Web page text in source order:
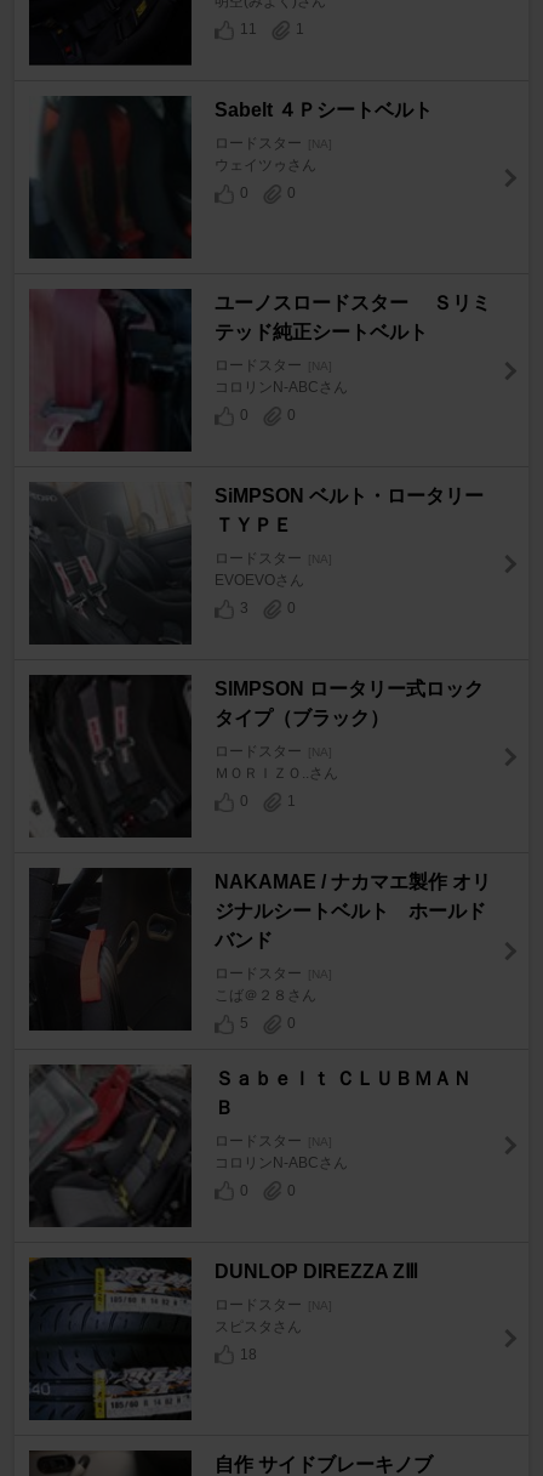
11
1
Sabelt ４Ｐシートベルト
ロードスター [NA]
ウェイツゥさん
0
0
ユーノスロードスター Ｓリミ
テッド純正シートベルト
ロードスター [NA]
コロリンN-ABCさん
0
0
SiMPSON ベルト・ロータリー
ＴＹＰＥ
ロードスター [NA]
EVOEVOさん
3
0
SIMPSON ロータリー式ロック
タイプ（ブラック）
ロードスター [NA]
ＭＯＲＩＺＯ..さん
0
1
NAKAMAE / ナカマエ製作 オリ
ジナルシートベルト ホールド
バンド
ロードスター [NA]
こば＠２８さん
5
0
Ｓａｂｅｌｔ ＣＬＵＢＭＡＮ
Ｂ
ロードスター [NA]
コロリンN-ABCさん
0
0
DUNLOP DIREZZA ZⅢ
ロードスター [NA]
スピスタさん
18
自作 サイドブレーキノブ